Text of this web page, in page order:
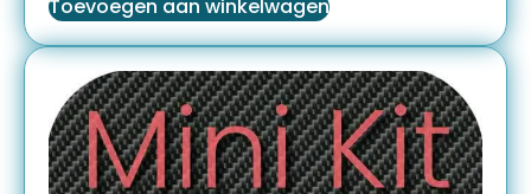
Toevoegen aan winkelwagen